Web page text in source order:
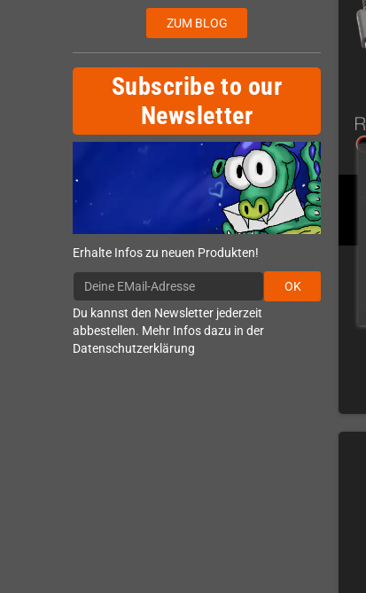
ZUM BLOG
Subscribe to our
Newsletter
Erhalte Infos zu neuen Produkten!
OK
Du kannst den Newsletter jederzeit
abbestellen. Mehr Infos dazu in der
Datenschutzerklärung